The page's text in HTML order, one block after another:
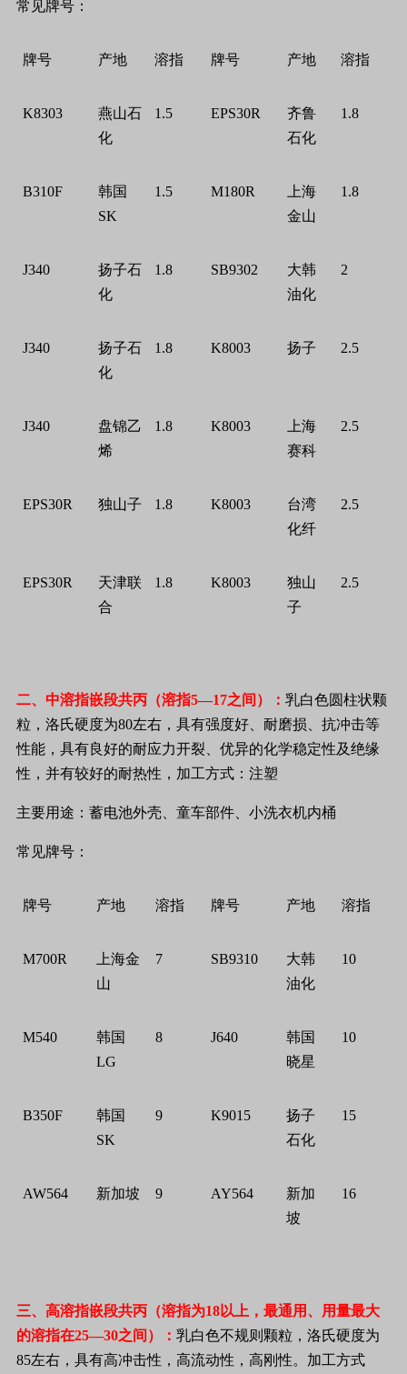
常见牌号：
牌号 产地 溶指 牌号 产地 溶指
K8303
燕山石
化
1.5 EPS30R
齐鲁
石化
1.8
B310F
韩国
SK
1.5 M180R
上海
金山
1.8
J340
扬子石
化
1.8 SB9302
大韩
油化
2
J340
扬子石
化
1.8 K8003 扬子 2.5
J340
盘锦乙
烯
1.8 K8003
上海
赛科
2.5
EPS30R 独山子 1.8 K8003
台湾
化纤
2.5
EPS30R
天津联
合
1.8 K8003
独山
子
2.5
二、中溶指嵌段共丙 （溶指5—17之间）： 乳白色圆柱状颗
粒，洛氏硬度为80左右，具有强度好、耐磨损、抗冲击等
性能，具有良好的耐应力开裂、优异的化学稳定性及绝缘
性，并有较好的耐热性，加工方式：注塑
主要用途：蓄电池外壳、童车部件、小洗衣机内桶
常见牌号：
牌号 产地 溶指 牌号 产地 溶指
M700R
上海金
山
7 SB9310
大韩
油化
10
M540
韩国
LG
8 J640
韩国
晓星
10
B350F
韩国
SK
9 K9015
扬子
石化
15
AW564 新加坡 9 AY564
新加
坡
16
三、高溶指嵌段共丙（溶指为18以上，最通用、用量最大
的溶指在25—30之间）： 乳白色不规则颗粒，洛氏硬度为
85左右，具有高冲击性，高流动性，高刚性。加工方式